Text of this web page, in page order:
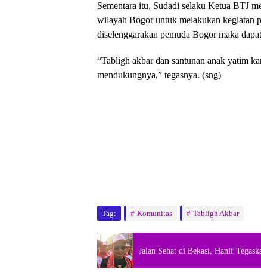
Sementara itu, Sudadi selaku Ketua BTJ
wilayah Bogor untuk melakukan kegiatan
diselenggarakan pemuda Bogor maka
“Tabligh akbar dan santunan anak yatim
mendukungnya,” tegasnya. (sng)
Tag: Komunitas Tabligh Akbar
Jalan Sehat di Bekasi, Hanif